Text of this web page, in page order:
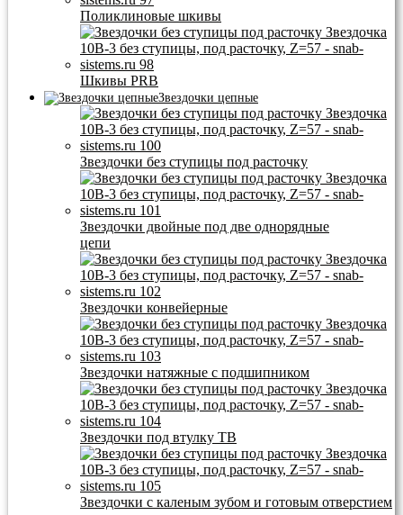
Поликлиновые шкивы
Шкивы PRB
Звездочки цепные
Звездочки без ступицы под расточку
Звездочки двойные под две однорядные
цепи
Звездочки конвейерные
Звездочки натяжные с подшипником
Звездочки под втулку ТВ
Звездочки с каленым зубом и готовым отверстием